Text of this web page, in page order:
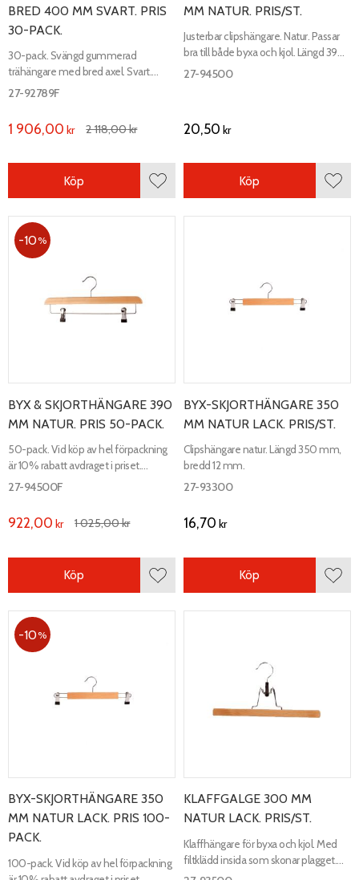
BRED 400 MM SVART. PRIS
30-PACK.
30-pack. Svängd gummerad
trähängare med bred axel. Svart.
Längd 400 mm, axelbredd 35 mm.
27-92789F
1 906,00 kr 2 118,00kr
Lägg till i favoriter
Köp
MM NATUR. PRIS/ST.
Justerbar clipshängare. Natur. Passar
bra till både byxa och kjol. Längd 390
mm, bredd 12 mm.
27-94500
20,50 kr
Köp
BYX & SKJORTHÄNGARE 390
MM NATUR. PRIS 50-PACK.
50-pack. Vid köp av hel förpackning
är 10% rabatt avdraget i priset.
Justerbar clipshängare. Natur. Längd
27-94500F
922,00 kr 1 025,00kr
10%
Lägg till i favoriter
Köp
BYX-SKJORTHÄNGARE 350
MM NATUR LACK. PRIS/ST.
Clipshängare natur. Längd 350 mm,
bredd 12 mm.
27-93300
16,70 kr
Köp
BYX-SKJORTHÄNGARE 350
MM NATUR LACK. PRIS 100-
PACK.
100-pack. Vid köp av hel förpackning
10%
KLAFFGALGE 300 MM
NATUR LACK. PRIS/ST.
Klaffhängare för byxa och kjol. Med
filtklädd insida som skonar plagget.
Längd 300 mm, bredd 25 mm